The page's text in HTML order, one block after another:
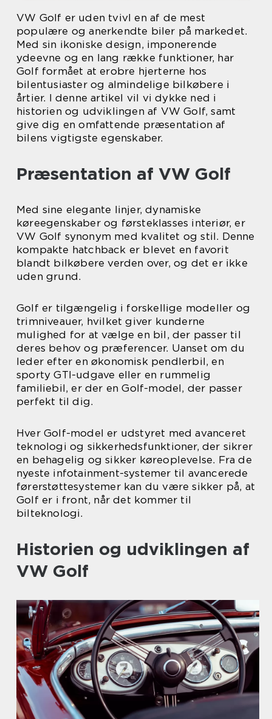
VW Golf er uden tvivl en af de mest
populære og anerkendte biler på markedet.
Med sin ikoniske design, imponerende
ydeevne og en lang række funktioner, har
Golf formået at erobre hjerterne hos
bilentusiaster og almindelige bilkøbere i
årtier. I denne artikel vil vi dykke ned i
historien og udviklingen af VW Golf, samt
give dig en omfattende præsentation af
bilens vigtigste egenskaber.
Præsentation af VW Golf
Med sine elegante linjer, dynamiske
køreegenskaber og førsteklasses interiør, er
VW Golf synonym med kvalitet og stil. Denne
kompakte hatchback er blevet en favorit
blandt bilkøbere verden over, og det er ikke
uden grund.
Golf er tilgængelig i forskellige modeller og
trimniveauer, hvilket giver kunderne
mulighed for at vælge en bil, der passer til
deres behov og præferencer. Uanset om du
leder efter en økonomisk pendlerbil, en
sporty GTI-udgave eller en rummelig
familiebil, er der en Golf-model, der passer
perfekt til dig.
Hver Golf-model er udstyret med avanceret
teknologi og sikkerhedsfunktioner, der sikrer
en behagelig og sikker køreoplevelse. Fra de
nyeste infotainment-systemer til avancerede
førerstøttesystemer kan du være sikker på, at
Golf er i front, når det kommer til
bilteknologi.
Historien og udviklingen af
VW Golf